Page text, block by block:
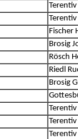
Fischer
Brosig
Rösch
Riedl
Brosig